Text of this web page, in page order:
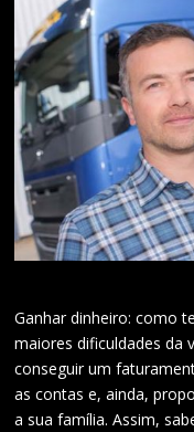
Ganhar dinheiro: como
maiores dificuldades da
conseguir um
as contas e, ainda,
a sua família. Assim,